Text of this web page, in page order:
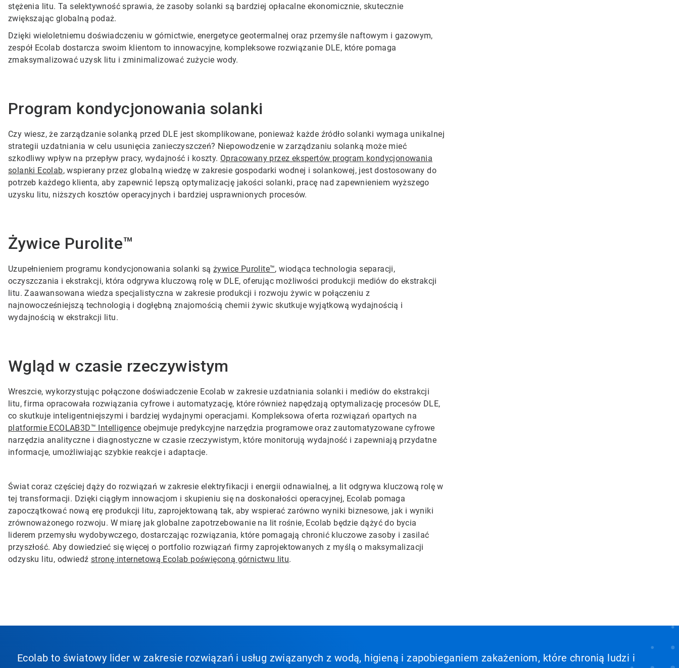
stężenia litu. Ta selektywność sprawia, że zasoby solanki są bardziej opłacalne ekonomicznie, skutecznie
zwiększając globalną podaż.
Dzięki wieloletniemu doświadczeniu w górnictwie, energetyce geotermalnej oraz przemyśle naftowym i gazowym,
zespół Ecolab dostarcza swoim klientom to innowacyjne, kompleksowe rozwiązanie DLE, które pomaga
zmaksymalizować uzysk litu i zminimalizować zużycie wody.
Program kondycjonowania solanki
Czy wiesz, że zarządzanie solanką przed DLE jest skomplikowane, ponieważ każde źródło solanki wymaga unikalnej
strategii uzdatniania w celu usunięcia zanieczyszczeń? Niepowodzenie w zarządzaniu solanką może mieć
szkodliwy wpływ na przepływ pracy, wydajność i koszty. Opracowany przez ekspertów program kondycjonowania
solanki Ecolab, wspierany przez globalną wiedzę w zakresie gospodarki wodnej i solankowej, jest dostosowany do
potrzeb każdego klienta, aby zapewnić lepszą optymalizację jakości solanki, pracę nad zapewnieniem wyższego
uzysku litu, niższych kosztów operacyjnych i bardziej usprawnionych procesów.
Żywice Purolite™
Uzupełnieniem programu kondycjonowania solanki są żywice Purolite™, wiodąca technologia separacji,
oczyszczania i ekstrakcji, która odgrywa kluczową rolę w DLE, oferując możliwości produkcji mediów do ekstrakcji
litu. Zaawansowana wiedza specjalistyczna w zakresie produkcji i rozwoju żywic w połączeniu z
najnowocześniejszą technologią i dogłębną znajomością chemii żywic skutkuje wyjątkową wydajnością i
wydajnością w ekstrakcji litu.
Wgląd w czasie rzeczywistym
Wreszcie, wykorzystując połączone doświadczenie Ecolab w zakresie uzdatniania solanki i mediów do ekstrakcji
litu, firma opracowała rozwiązania cyfrowe i automatyzację, które również napędzają optymalizację procesów DLE,
co skutkuje inteligentniejszymi i bardziej wydajnymi operacjami. Kompleksowa oferta rozwiązań opartych na
platformie ECOLAB3D™ Intelligence obejmuje predykcyjne narzędzia programowe oraz zautomatyzowane cyfrowe
narzędzia analityczne i diagnostyczne w czasie rzeczywistym, które monitorują wydajność i zapewniają przydatne
informacje, umożliwiając szybkie reakcje i adaptacje.
Świat coraz częściej dąży do rozwiązań w zakresie elektryfikacji i energii odnawialnej, a lit odgrywa kluczową rolę w
tej transformacji. Dzięki ciągłym innowacjom i skupieniu się na doskonałości operacyjnej, Ecolab pomaga
zapoczątkować nową erę produkcji litu, zaprojektowaną tak, aby wspierać zarówno wyniki biznesowe, jak i wyniki
zrównoważonego rozwoju. W miarę jak globalne zapotrzebowanie na lit rośnie, Ecolab będzie dążyć do bycia
liderem przemysłu wydobywczego, dostarczając rozwiązania, które pomagają chronić kluczowe zasoby i zasilać
przyszłość. Aby dowiedzieć się więcej o portfolio rozwiązań firmy zaprojektowanych z myślą o maksymalizacji
odzysku litu, odwiedź stronę internetową Ecolab poświęconą górnictwu litu.
Ecolab to światowy lider w zakresie rozwiązań i usług związanych z wodą, higieną i zapobieganiem zakażeniom, które chronią ludzi i